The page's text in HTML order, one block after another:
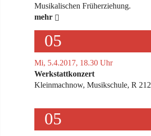
Musikalischen Früherziehung.
mehr
05
Mi, 5.4.2017, 18.30 Uhr
Werkstattkonzert
Kleinmachnow, Musikschule, R 212
05